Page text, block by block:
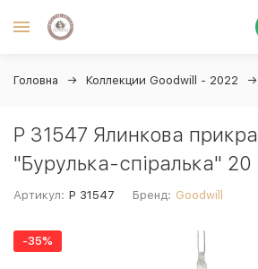
Головна Коллекции Goodwill - 2022
P 31547 Ялинкова
"Бурулька-спіралька"
Артикул: P 31547 Бренд: Goodwill
-35%